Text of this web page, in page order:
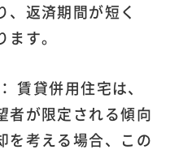
、返済期間が短く
す。
賃貸併用住宅は、
者が限定される傾向
を考える場合、この